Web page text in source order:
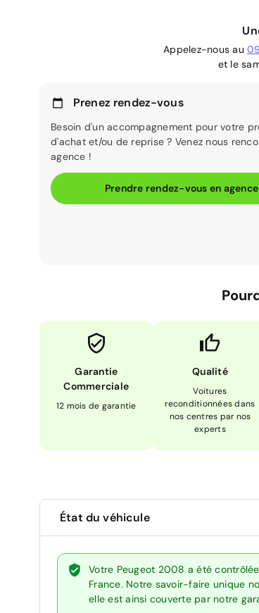
Appelez-nous au
et le
Prenez rendez-vous
Besoin d'un accompagnement pour votre
d'achat et/ou de reprise ? Venez nous
agence !
Prendre rendez-vous en agence
Garantie
Commerciale
12 mois de garantie
Qualité
Voitures
reconditionnées dans
nos centres par nos
experts
État du véhicule
Votre Peugeot 2008 a été
France. Notre savoir-faire unique
elle est ainsi couverte par notre